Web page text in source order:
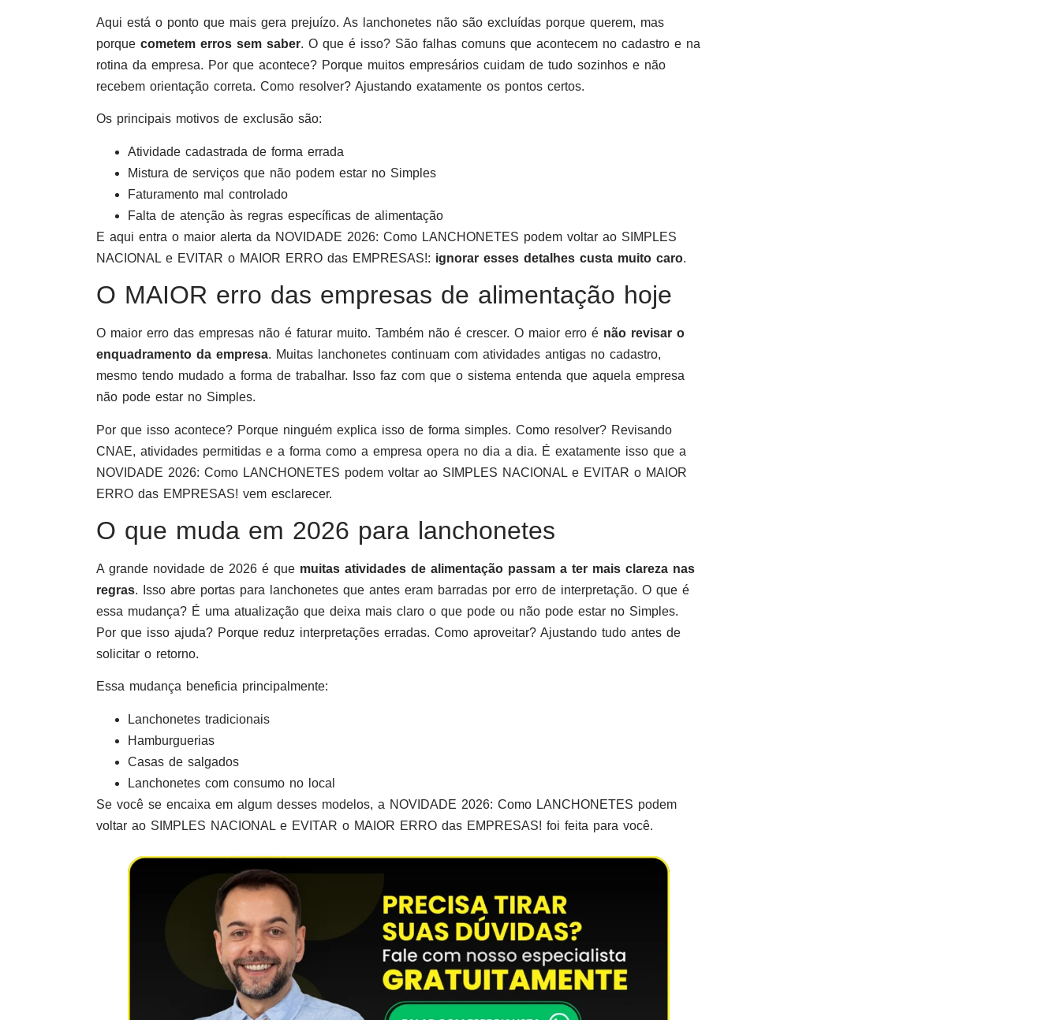
Aqui está o ponto que mais gera prejuízo. As lanchonetes não são excluídas porque querem, mas
porque cometem erros sem saber. O que é isso? São falhas comuns que acontecem no cadastro e na
rotina da empresa. Por que acontece? Porque muitos empresários cuidam de tudo sozinhos e não
recebem orientação correta. Como resolver? Ajustando exatamente os pontos certos.
Os principais motivos de exclusão são:
Atividade cadastrada de forma errada
Mistura de serviços que não podem estar no Simples
Faturamento mal controlado
Falta de atenção às regras específicas de alimentação
E aqui entra o maior alerta da NOVIDADE 2026: Como LANCHONETES podem voltar ao SIMPLES
NACIONAL e EVITAR o MAIOR ERRO das EMPRESAS!: ignorar esses detalhes custa muito caro.
O MAIOR erro das empresas de alimentação hoje
O maior erro das empresas não é faturar muito. Também não é crescer. O maior erro é não revisar o
enquadramento da empresa. Muitas lanchonetes continuam com atividades antigas no cadastro,
mesmo tendo mudado a forma de trabalhar. Isso faz com que o sistema entenda que aquela empresa
não pode estar no Simples.
Por que isso acontece? Porque ninguém explica isso de forma simples. Como resolver? Revisando
CNAE, atividades permitidas e a forma como a empresa opera no dia a dia. É exatamente isso que a
NOVIDADE 2026: Como LANCHONETES podem voltar ao SIMPLES NACIONAL e EVITAR o MAIOR
ERRO das EMPRESAS! vem esclarecer.
O que muda em 2026 para lanchonetes
A grande novidade de 2026 é que muitas atividades de alimentação passam a ter mais clareza nas
regras. Isso abre portas para lanchonetes que antes eram barradas por erro de interpretação. O que é
essa mudança? É uma atualização que deixa mais claro o que pode ou não pode estar no Simples.
Por que isso ajuda? Porque reduz interpretações erradas. Como aproveitar? Ajustando tudo antes de
solicitar o retorno.
Essa mudança beneficia principalmente:
Lanchonetes tradicionais
Hamburguerias
Casas de salgados
Lanchonetes com consumo no local
Se você se encaixa em algum desses modelos, a NOVIDADE 2026: Como LANCHONETES podem
voltar ao SIMPLES NACIONAL e EVITAR o MAIOR ERRO das EMPRESAS! foi feita para você.